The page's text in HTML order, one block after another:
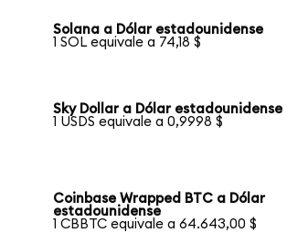
Solana a Dólar estadounidense
1 SOL equivale a 74,18 $
Sky Dollar a Dólar estadounidense
1 USDS equivale a 0,9998 $
Coinbase Wrapped BTC a Dólar
estadounidense
1 CBBTC equivale a 64.643,00 $